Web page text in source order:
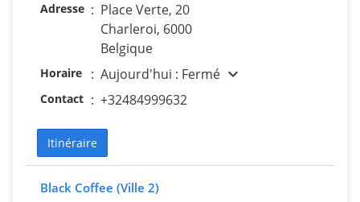
Adresse : Place Verte, 20
Charleroi, 6000
Belgique
Horaire : Aujourd'hui : Fermé expand_more
Contact : +32484999632
Itinéraire
Black Coffee (Ville 2)